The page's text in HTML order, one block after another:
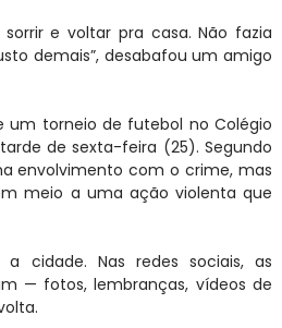
sorrir e voltar pra casa. Não fazia
demais”, desabafou um amigo
um torneio de futebol no Colégio
de sexta-feira (25). Segundo
envolvimento com o crime, mas
meio a uma ação violenta que
cidade. Nas redes sociais, as
— fotos, lembranças, vídeos de